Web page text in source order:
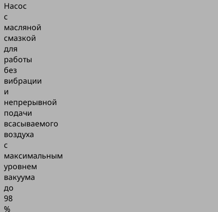
Насос
с
масляной
смазкой
для
работы
без
вибрации
и
непрерывной
подачи
всасываемого
воздуха
с
максимальным
уровнем
вакуума
до
98
%